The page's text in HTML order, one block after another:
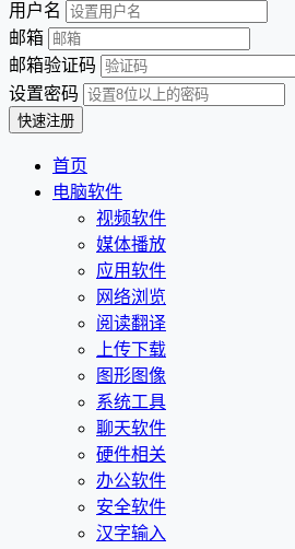
用户名
邮箱
邮箱验证码
设置密码
首页
电脑软件
视频软件
媒体播放
应用软件
网络浏览
阅读翻译
上传下载
图形图像
系统工具
聊天软件
硬件相关
办公软件
安全软件
汉字输入